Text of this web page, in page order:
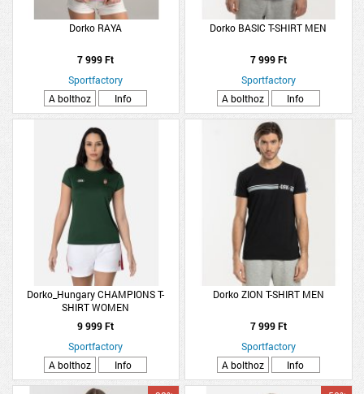
Dorko RAYA
7 999 Ft
Sportfactory
A bolthoz
Info
Dorko BASIC T-SHIRT MEN
7 999 Ft
Sportfactory
A bolthoz
Info
Dorko_Hungary CHAMPIONS T-
SHIRT WOMEN
9 999 Ft
Sportfactory
A bolthoz
Info
Dorko ZION T-SHIRT MEN
7 999 Ft
Sportfactory
A bolthoz
Info